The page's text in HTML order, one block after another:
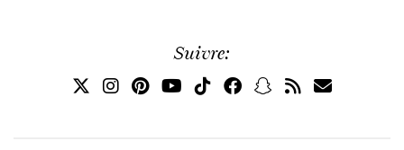
Suivre: